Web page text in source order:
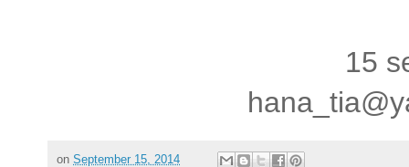
15
on September 15, 2014